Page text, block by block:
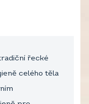
řecké
celého těla